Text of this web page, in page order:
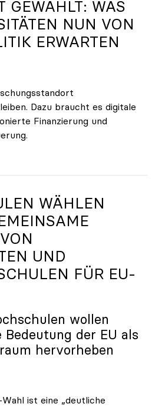
GEWÄHLT: WAS
NUN VON
ERWARTEN
Dazu braucht es digitale
Finanzierung und
die Universitäten nun von
WÄHLEN
UND
FÜR EU-
wollen
der EU als
hervorheben
Wahl ist eine „deutliche